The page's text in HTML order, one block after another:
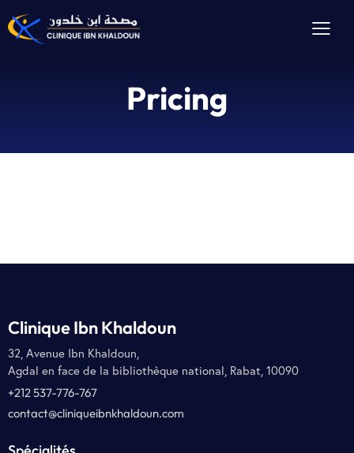
Pricing
Clinique Ibn Khaldoun
32, Avenue Ibn Khaldoun,
Agdal en face de la bibliothèque national, Rabat, 10090
+212 537-776-767
contact@cliniqueibnkhaldoun.com